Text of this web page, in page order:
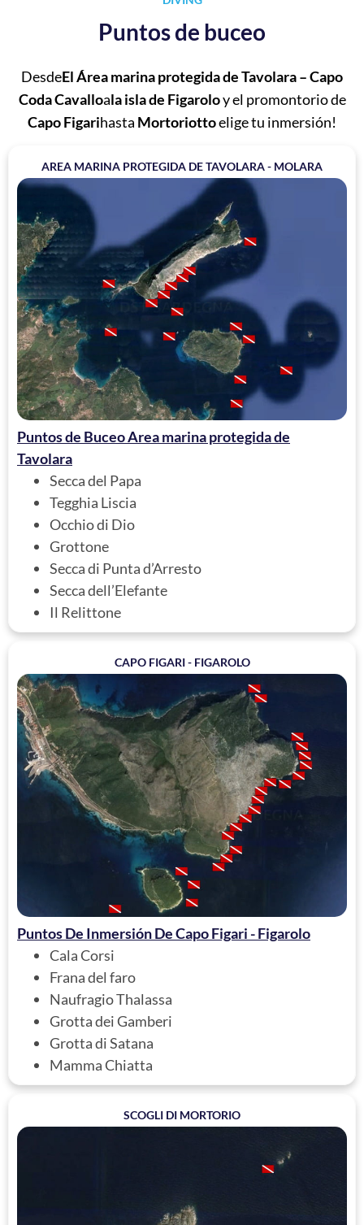
Puntos de buceo
DesdeEl Área marina protegida de Tavolara – Capo
Coda Cavalloala isla de Figaroloy el promontorio de
Capo Figarihasta Mortoriottoelige tu inmersión!
AREA MARINA PROTEGIDA DE TAVOLARA - MOLARA
Puntos de Buceo Area marina protegida de
Tavolara
Secca del Papa
Tegghia Liscia
Occhio di Dio
Grottone
Secca di Punta d’Arresto
Secca dell’Elefante
Il Relittone
CAPO FIGARI - FIGAROLO
Puntos De Inmersión De Capo Figari - Figarolo
Cala Corsi
Frana del faro
Naufragio Thalassa
Grotta dei Gamberi
Grotta di Satana
Mamma Chiatta
SCOGLI DI MORTORIO